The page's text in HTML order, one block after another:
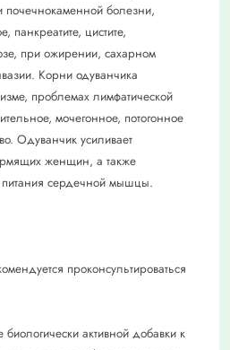
почечнокаменной болезни,
панкреатите, цистите,
при ожирении, сахарном
Корни одуванчика
проблемах лимфатической
мочегонное, потогонное
Одуванчик усиливает
женщин, а также
питания сердечной мышцы.
проконсультироваться
биологически активной добавки к